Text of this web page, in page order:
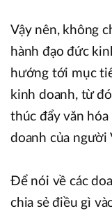
Vậy nên, không
hành đạo đức
hướng tới mục
kinh doanh, từ
thúc đẩy văn
doanh của người
Để nói về các
chia sẻ điều gì